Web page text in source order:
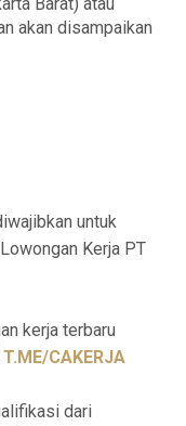
akan disampaikan
untuk
Kerja PT
kerja terbaru
T.ME/CAKERJA
dari